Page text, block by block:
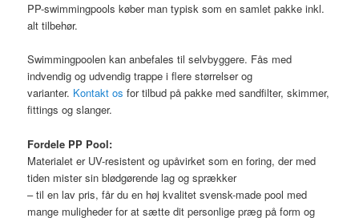
PP-swimmingpools køber man typisk som en samlet pakke inkl.
alt tilbehør.
Swimmingpoolen kan anbefales til selvbyggere. Fås med
indvendig og udvendig trappe i flere størrelser og
varianter. Kontakt os for tilbud på pakke med sandfilter, skimmer,
fittings og slanger.
Fordele PP Pool:
Materialet er UV-resistent og upåvirket som en foring, der med
tiden mister sin blødgørende lag og sprækker
– til en lav pris, får du en høj kvalitet svensk-made pool med
mange muligheder for at sætte dit personlige præg på form og